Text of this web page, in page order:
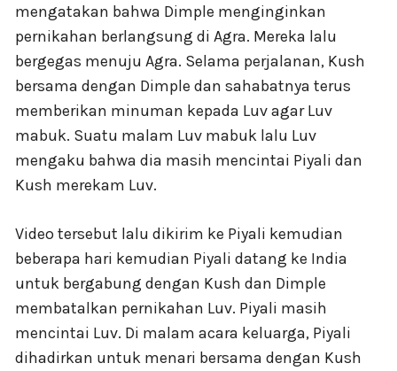
mengatakan bahwa Dimple menginginkan
pernikahan berlangsung di Agra. Mereka lalu
bergegas menuju Agra. Selama perjalanan, Kush
bersama dengan Dimple dan sahabatnya terus
memberikan minuman kepada Luv agar Luv
mabuk. Suatu malam Luv mabuk lalu Luv
mengaku bahwa dia masih mencintai Piyali dan
Kush merekam Luv.
Video tersebut lalu dikirim ke Piyali kemudian
beberapa hari kemudian Piyali datang ke India
untuk bergabung dengan Kush dan Dimple
membatalkan pernikahan Luv. Piyali masih
mencintai Luv. Di malam acara keluarga, Piyali
dihadirkan untuk menari bersama dengan Kush